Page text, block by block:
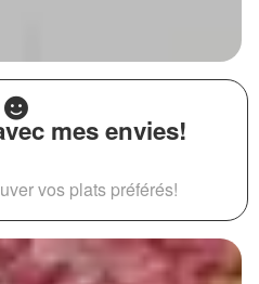
mes envies!
vos plats préférés!